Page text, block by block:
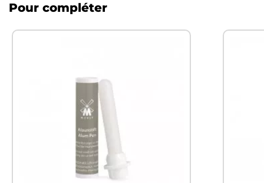
Pour compléter